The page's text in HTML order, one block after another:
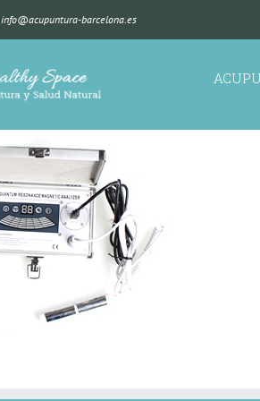
info@acupuntura-barcelona.es